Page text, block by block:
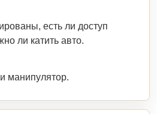
есть ли доступ
ли катить авто.
манипулятор.